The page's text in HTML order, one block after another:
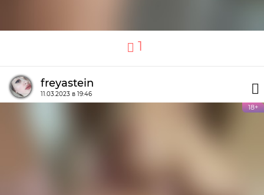
1
freyastein
11.03.2023 в 19:46
18+